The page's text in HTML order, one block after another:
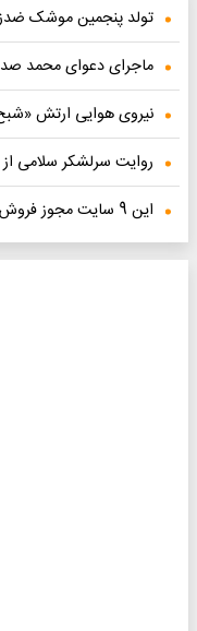
تولد پنجمین موشک
ماجرای دعوای محمد
نیروی هوایی ارتش «شبح ۳» را رونمایی
روایت سرلشکر سلامی
این 9 سایت مجوز فروش بلیت هواپیما ندارند